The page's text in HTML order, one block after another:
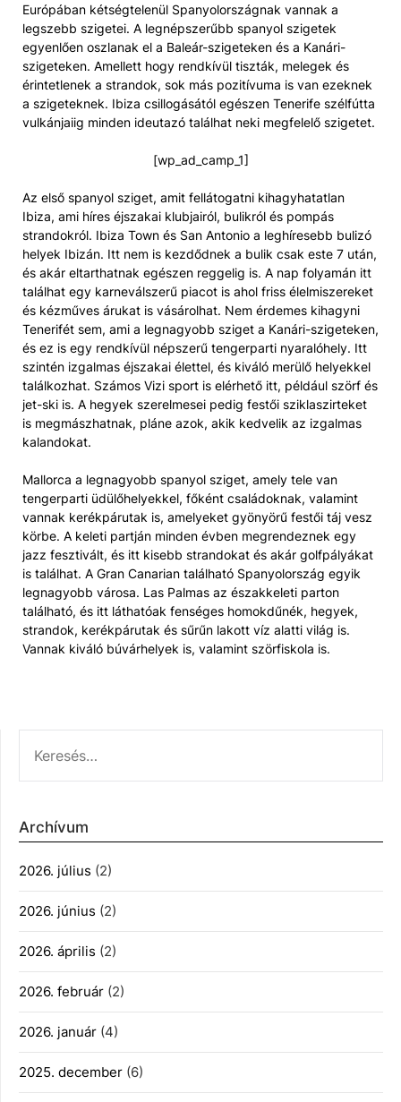
Európában kétségtelenül Spanyolországnak vannak a
legszebb szigetei. A legnépszerűbb spanyol szigetek
egyenlően oszlanak el a Baleár-szigeteken és a Kanári-
szigeteken. Amellett hogy rendkívül tiszták, melegek és
érintetlenek a strandok, sok más pozitívuma is van ezeknek
a szigeteknek. Ibiza csillogásától egészen Tenerife szélfútta
vulkánjaiig minden ideutazó találhat neki megfelelő szigetet.
[wp_ad_camp_1]
Az első spanyol sziget, amit fellátogatni kihagyhatatlan
Ibiza, ami híres éjszakai klubjairól, bulikról és pompás
strandokról. Ibiza Town és San Antonio a leghíresebb bulizó
helyek Ibizán. Itt nem is kezdődnek a bulik csak este 7 után,
és akár eltarthatnak egészen reggelig is. A nap folyamán itt
találhat egy karneválszerű piacot is ahol friss élelmiszereket
és kézműves árukat is vásárolhat. Nem érdemes kihagyni
Tenerifét sem, ami a legnagyobb sziget a Kanári-szigeteken,
és ez is egy rendkívül népszerű tengerparti nyaralóhely. Itt
szintén izgalmas éjszakai élettel, és kiváló merülő helyekkel
találkozhat. Számos Vizi sport is elérhető itt, például szörf és
jet-ski is. A hegyek szerelmesei pedig festői sziklaszirteket
is megmászhatnak, pláne azok, akik kedvelik az izgalmas
kalandokat.
Mallorca a legnagyobb spanyol sziget, amely tele van
tengerparti üdülőhelyekkel, főként családoknak, valamint
vannak kerékpárutak is, amelyeket gyönyörű festői táj vesz
körbe. A keleti partján minden évben megrendeznek egy
jazz fesztivált, és itt kisebb strandokat és akár golfpályákat
is találhat. A Gran Canarian található Spanyolország egyik
legnagyobb városa. Las Palmas az északkeleti parton
található, és itt láthatóak fenséges homokdűnék, hegyek,
strandok, kerékpárutak és sűrűn lakott víz alatti világ is.
Vannak kiváló búvárhelyek is, valamint szörfiskola is.
Archívum
2026. július (2)
2026. június (2)
2026. április (2)
2026. február (2)
2026. január (4)
2025. december (6)